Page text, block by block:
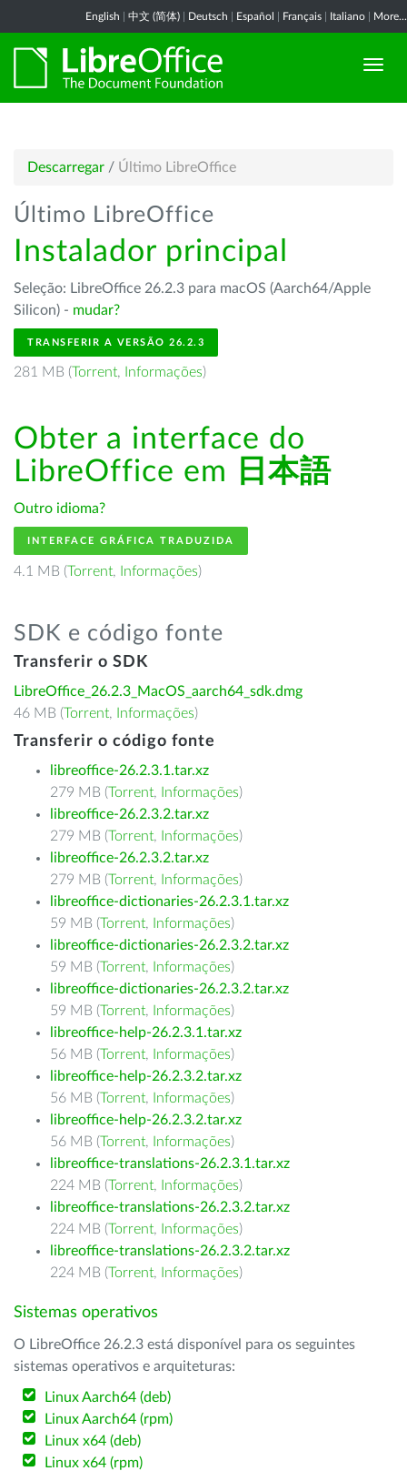
English 中文 (简体) Deutsch Español Français Italiano More...
Descarregar / Último LibreOffice
Último LibreOffice
Instalador principal
Seleção: LibreOffice 26.2.3 para macOS (Aarch64/Apple
Silicon) - mudar?
TRANSFERIR A VERSÃO 26.2.3
281 MB (Torrent, Informações)
Obter a interface do
LibreOffice em
日本語
Outro idioma?
INTERFACE GRÁFICA TRADUZIDA
4.1 MB (Torrent, Informações)
SDK e código fonte
Transferir o SDK
LibreOffice_26.2.3_MacOS_aarch64_sdk.dmg
46 MB (Torrent, Informações)
Transferir o código fonte
libreoffice-26.2.3.1.tar.xz
279 MB (Torrent, Informações)
libreoffice-26.2.3.2.tar.xz
279 MB (Torrent, Informações)
libreoffice-26.2.3.2.tar.xz
279 MB (Torrent, Informações)
libreoffice-dictionaries-26.2.3.1.tar.xz
59 MB (Torrent, Informações)
libreoffice-dictionaries-26.2.3.2.tar.xz
59 MB (Torrent, Informações)
libreoffice-dictionaries-26.2.3.2.tar.xz
59 MB (Torrent, Informações)
libreoffice-help-26.2.3.1.tar.xz
56 MB (Torrent, Informações)
libreoffice-help-26.2.3.2.tar.xz
56 MB (Torrent, Informações)
libreoffice-help-26.2.3.2.tar.xz
56 MB (Torrent, Informações)
libreoffice-translations-26.2.3.1.tar.xz
224 MB (Torrent, Informações)
libreoffice-translations-26.2.3.2.tar.xz
224 MB (Torrent, Informações)
libreoffice-translations-26.2.3.2.tar.xz
224 MB (Torrent, Informações)
Sistemas operativos
O LibreOffice 26.2.3 está disponível para os seguintes
sistemas operativos e arquiteturas:
Linux Aarch64 (deb)
Linux Aarch64 (rpm)
Linux x64 (deb)
Linux x64 (rpm)